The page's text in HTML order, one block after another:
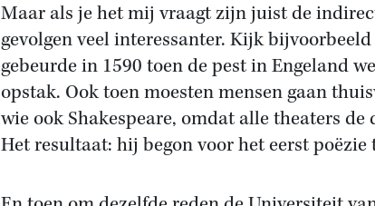
Maar als je het mij vraagt zijn juist de
gevolgen veel interessanter. Kijk
gebeurde in 1590 toen de pest in Engeland
opstak. Ook toen moesten mensen gaan
wie ook Shakespeare, omdat alle theaters de
Het resultaat: hij begon voor het eerst poëzie